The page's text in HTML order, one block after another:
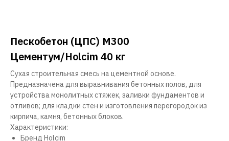
Пескобетон (ЦПС) М300
Цементум/Holcim 40 кг
Сухая строительная смесь на цементной основе.
Предназначена для выравнивания бетонных полов, для
устройства монолитных стяжек, заливки фундаментов и
отливов; для кладки стен и изготовления перегородок из
кирпича, камня, бетонных блоков.
Характеристики:
Бренд Holcim